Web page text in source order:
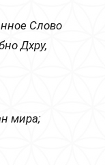
Слово
Дхру,
мира;